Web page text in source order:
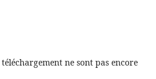
ne sont pas encore